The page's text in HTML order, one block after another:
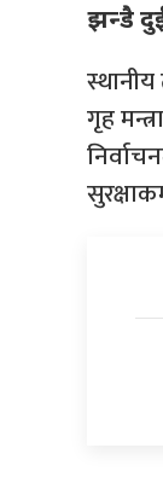
झन्डै
गृह